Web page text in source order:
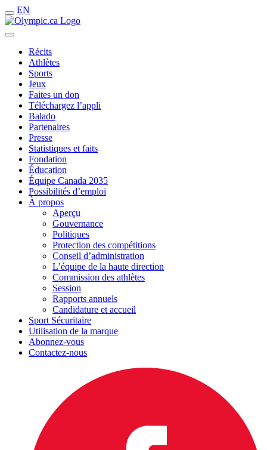
EN
Récits
Athlètes
Sports
Jeux
Faites un don
Téléchargez l’appli
Balado
Partenaires
Presse
Statistiques et faits
Fondation
Éducation
Équipe Canada 2035
Possibilités d’emploi
À propos
Aperçu
Gouvernance
Politiques
Protection des compétitions
Conseil d’administration
L’équipe de la haute direction
Commission des athlètes
Session
Rapports annuels
Candidature et accueil
Sport Sécuritaire
Utilisation de la marque
Abonnez-vous
Contactez-nous